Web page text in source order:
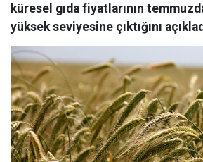
küresel gıda fiyatlarının
yüksek seviyesine çıktığını